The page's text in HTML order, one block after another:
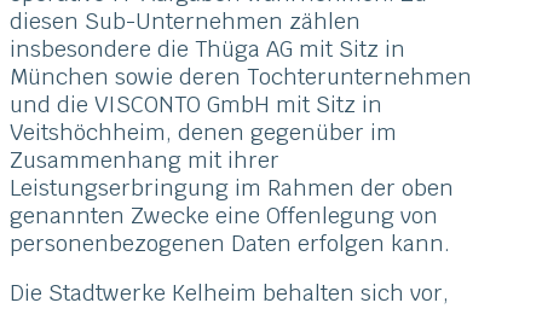
diesen Sub-Unternehmen zählen
insbesondere die Thüga AG mit Sitz in
München sowie deren Tochterunternehmen
und die VISCONTO GmbH mit Sitz in
Veitshöchheim, denen gegenüber im
Zusammenhang mit ihrer
Leistungserbringung im Rahmen der oben
genannten Zwecke eine Offenlegung von
personenbezogenen Daten erfolgen kann.
Die Stadtwerke Kelheim behalten sich vor,